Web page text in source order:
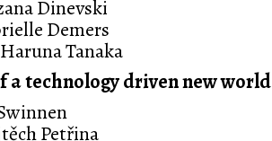
Dinevski
Demers
Tanaka
a technology driven new world
Petřina